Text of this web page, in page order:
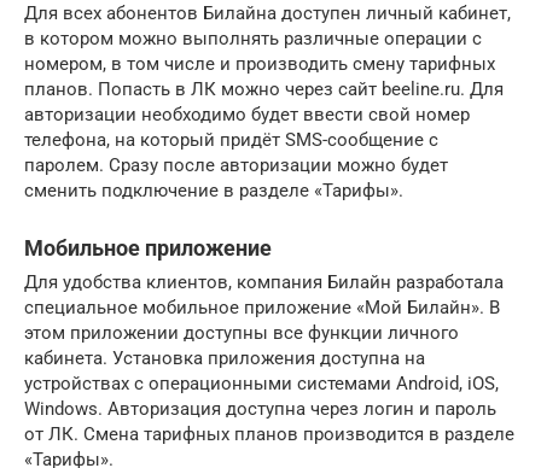
Для всех абонентов Билайна доступен личный кабинет,
в котором можно выполнять различные операции с
номером, в том числе и производить смену тарифных
планов. Попасть в ЛК можно через сайт beeline.ru. Для
авторизации необходимо будет ввести свой номер
телефона, на который придёт SMS-сообщение с
паролем. Сразу после авторизации можно будет
сменить подключение в разделе «Тарифы».
Мобильное приложение
Для удобства клиентов, компания Билайн разработала
специальное мобильное приложение «Мой Билайн». В
этом приложении доступны все функции личного
кабинета. Установка приложения доступна на
устройствах с операционными системами Android, iOS,
Windows. Авторизация доступна через логин и пароль
от ЛК. Смена тарифных планов производится в разделе
«Тарифы».